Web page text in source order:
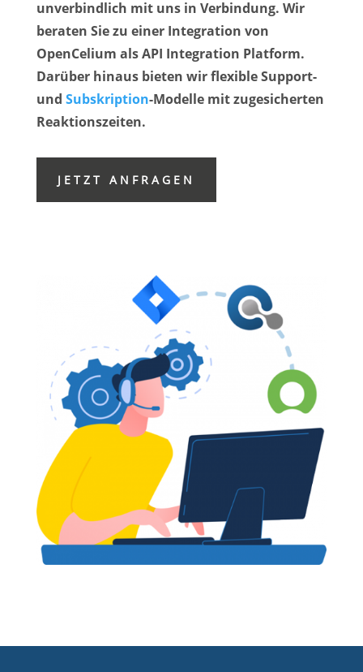
unverbindlich mit uns in Verbindung. Wir
beraten Sie zu einer Integration von
OpenCelium als API Integration Platform.
Darüber hinaus bieten wir flexible Support-
und Subskription-Modelle mit zugesicherten
Reaktionszeiten.
JETZT ANFRAGEN